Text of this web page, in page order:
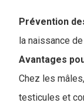
Prévention
la naissance
Avantages
Chez les
testicules et